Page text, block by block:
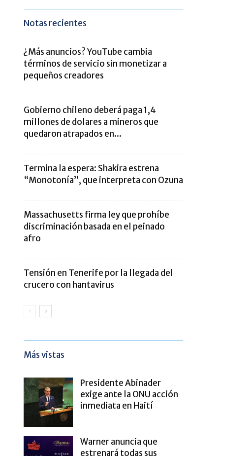
Notas recientes
¿Más anuncios? YouTube cambia
términos de servicio sin monetizar a
pequeños creadores
Gobierno chileno deberá paga 1,4
millones de dolares a mineros que
quedaron atrapados en...
Termina la espera: Shakira estrena
“Monotonía”, que interpreta con Ozuna
Massachusetts firma ley que prohíbe
discriminación basada en el peinado
afro
Tensión en Tenerife por la llegada del
crucero con hantavirus
Más vistas
Presidente Abinader
exige ante la ONU acción
inmediata en Haití
Warner anuncia que
estrenará todas sus